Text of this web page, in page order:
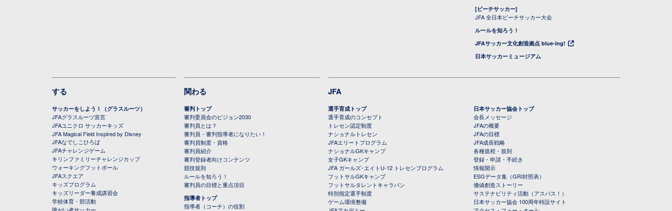
[ビーチサッカー]
JFA 全日本ビーチサッカー大会
ルールを知ろう！
JFAサッカー文化創造拠点 blue-ing!
日本サッカーミュージアム
する
サッカーをしよう！（グラスルーツ）
JFAグラスルーツ宣言
JFAユニクロ サッカーキッズ
JFA Magical Field Inspired by Disney
JFAなでしこひろば
JFAチャレンジゲーム
キリンファミリーチャレンジカップ
ウォーキングフットボール
JFAスクエア
キッズプログラム
キッズリーダー養成講習会
学校体育・部活動
関わる
審判トップ
審判委員会のビジョン2030
審判員とは？
審判員・審判指導者になりたい！
審判員制度・資格
審判員紹介
審判登録者向けコンテンツ
競技規則
ルールを知ろう！
審判員の目標と重点項目
指導者トップ
指導者（コーチ）の役割
JFA
選手育成トップ
選手育成のコンセプト
トレセン認定制度
ナショナルトレセン
JFAエリートプログラム
ナショナルGKキャンプ
女子GKキャンプ
JFA ガールズ･エイトU-12 トレセンプログラム
フットサルGKキャンプ
フットサルタレントキャラバン
特別指定選手制度
ゲーム環境整備
日本サッカー協会トップ
会長メッセージ
JFAの概要
JFAの目標
JFA成長戦略
各種規程・規則
登録・申請・手続き
情報開示
ESGデータ集（GRI対照表）
価値創造ストーリー
サステナビリティ活動（アスパス！）
日本サッカー協会 100周年特設サイト